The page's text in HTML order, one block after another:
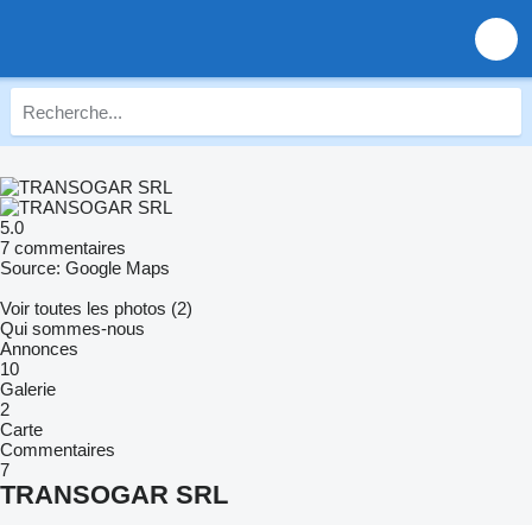
5.0
7 commentaires
Source: Google Maps
Voir toutes les photos (2)
Qui sommes-nous
Annonces
10
Galerie
2
Carte
Commentaires
7
TRANSOGAR SRL